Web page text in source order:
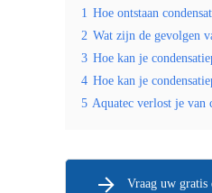
1 Hoe ontstaan
2 Wat zijn de gevolgen
3 Hoe kan je
4 Hoe kan je
5 Aquatec verlost je van
Vraag uw gratis